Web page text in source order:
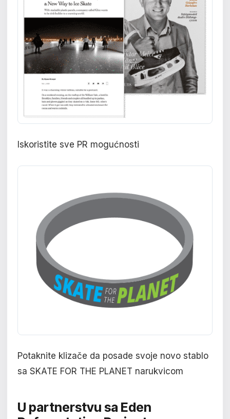
Iskoristite sve PR mogućnosti
Potaknite klizače da posade svoje novo stablo
sa SKATE FOR THE PLANET narukvicom
U partnerstvu sa Eden